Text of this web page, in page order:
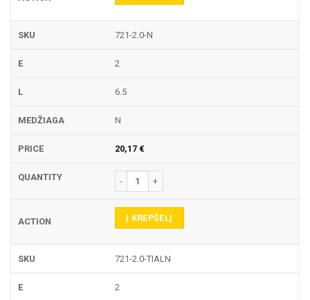
721-2.0-N
2
6.5
N
20,17 €
produkto kiekis: 721 TEKINIMO PLOKŠTELĖ
Į KREPŠELĮ
721-2.0-TIALN
2